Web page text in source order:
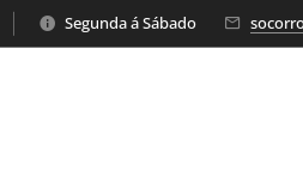
Segunda á Sábado